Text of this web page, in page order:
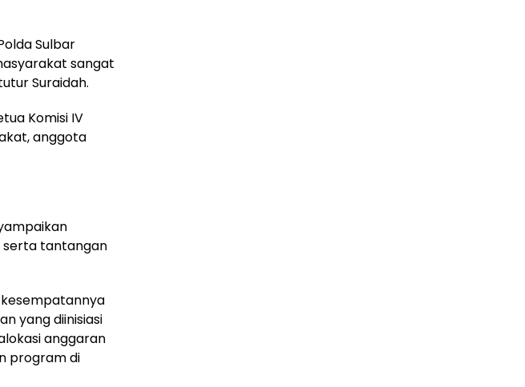
Sulbar
sangat
Suraidah.
Komisi IV
anggota
serta tantangan
kesempatannya
yang diinisiasi
anggaran
program di